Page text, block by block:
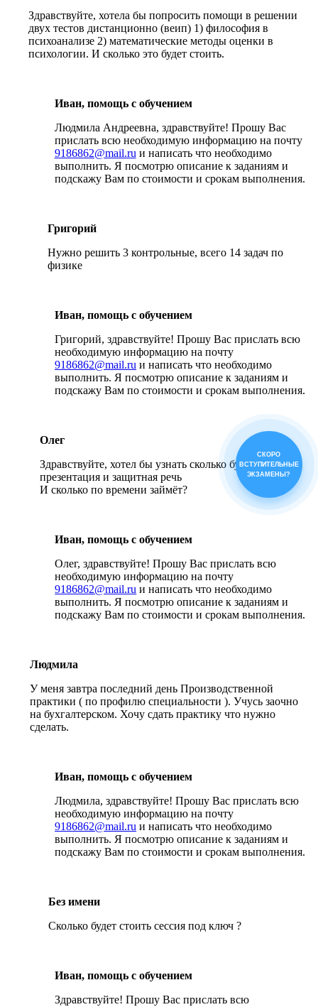
Здравствуйте, хотела бы попросить помощи в решении
двух тестов дистанционно (веип) 1) философия в
психоанализе 2) математические методы оценки в
психологии. И сколько это будет стоить.
Иван, помощь с обучением
Людмила Андреевна, здравствуйте! Прошу Вас
прислать всю необходимую информацию на почту
9186862@mail.ru и написать что необходимо
выполнить. Я посмотрю описание к заданиям и
подскажу Вам по стоимости и срокам выполнения.
Григорий
Нужно решить 3 контрольные, всего 14 задач по
физике
Иван, помощь с обучением
Григорий, здравствуйте! Прошу Вас прислать всю
необходимую информацию на почту
9186862@mail.ru и написать что необходимо
выполнить. Я посмотрю описание к заданиям и
подскажу Вам по стоимости и срокам выполнения.
Олег
Здравствуйте, хотел бы узнать сколько будет стоить
презентация и защитная речь
И сколько по времени займёт?
Иван, помощь с обучением
Олег, здравствуйте! Прошу Вас прислать всю
необходимую информацию на почту
9186862@mail.ru и написать что необходимо
выполнить. Я посмотрю описание к заданиям и
подскажу Вам по стоимости и срокам выполнения.
Людмила
У меня завтра последний день Производственной
практики ( по профилю специальности ). Учусь заочно
на бухгалтерском. Хочу сдать практику что нужно
сделать.
Иван, помощь с обучением
Людмила, здравствуйте! Прошу Вас прислать всю
необходимую информацию на почту
9186862@mail.ru и написать что необходимо
выполнить. Я посмотрю описание к заданиям и
подскажу Вам по стоимости и срокам выполнения.
Без имени
Сколько будет стоить сессия под ключ ?
Иван, помощь с обучением
Здравствуйте! Прошу Вас прислать всю
СКОРО
ВСТУПИТЕЛЬНЫЕ
ЭКЗАМЕНЫ?